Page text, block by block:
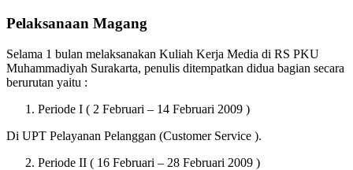
Pelaksanaan Magang
Selama 1 bulan melaksanakan Kuliah Kerja Media di RS PKU
Muhammadiyah Surakarta, penulis ditempatkan didua bagian secara
berurutan yaitu :
Periode I ( 2 Februari – 14 Februari 2009 )
Di UPT Pelayanan Pelanggan (Customer Service ).
Periode II ( 16 Februari – 28 Februari 2009 )